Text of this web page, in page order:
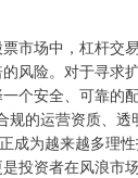
市场中，杠杆交
风险。对于寻求
个安全、可靠的
规的运营资质、
成为越来越多理
投资者在风浪市